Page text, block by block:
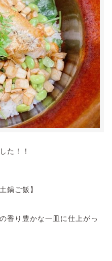
た！！
鍋ご飯】
香り豊かな一皿に仕上がっ